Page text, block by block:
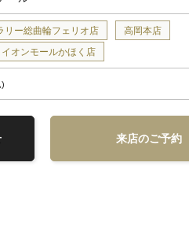
リー総曲輪フェリオ店
高岡本店
イオンモールかほく店
来店のご予約